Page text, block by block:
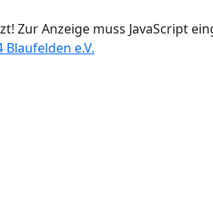
Zur Anzeige muss JavaScript